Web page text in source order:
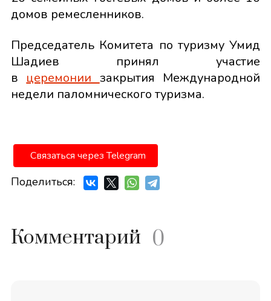
домов ремесленников.
Председатель Комитета по туризму Умид
Шадиев принял участие
в церемонии закрытия Международной
недели паломнического туризма.
Связаться через Telegram
Поделиться:
Комментарий 0